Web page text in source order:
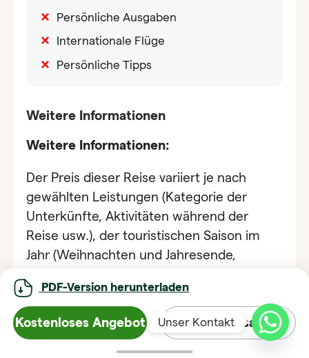
Persönliche Ausgaben
Internationale Flüge
Persönliche Tipps
Weitere Informationen
Weitere Informationen:
Der Preis dieser Reise variiert je nach
gewählten Leistungen (Kategorie der
Unterkünfte, Aktivitäten während der
Reise usw.), der touristischen Saison im
Jahr (Weihnachten und Jahresende,
Buchungszeitraum sowie vor allem der
Anzahl der Teilnehmer Ihrer Reisegruppe.
Horizon Vietnam
Kostenloses Angebot Whatsapp
PDF-Version herunterladen
Unser Kontakt